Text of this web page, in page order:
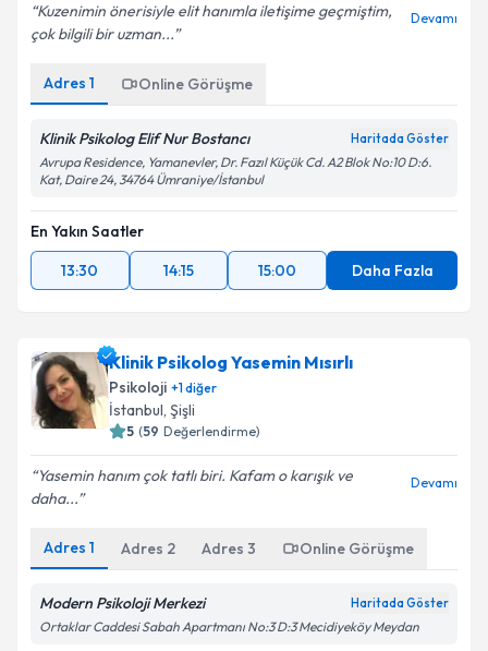
Kuzenimin önerisiyle elit hanımla iletişime geçmiştim,
çok bilgili bir uzman...
Devamı
Adres 1 Online Görüşme
Klinik Psikolog Elif Nur Bostancı Haritada Göster
Avrupa Residence, Yamanevler, Dr. Fazıl Küçük Cd. A2 Blok No:10 D:6.
Kat, Daire 24, 34764 Ümraniye/İstanbul
En Yakın Saatler
13:30
14:15 15:00 Daha Fazla
Klinik Psikolog Yasemin Mısırlı
Psikoloji +1diğer
İstanbul, Şişli
5 (59 Değerlendirme)
Yasemin hanım çok tatlı biri. Kafam o karışık ve
daha...
Devamı
Adres 1 Adres 2 Adres 3 Online Görüşme
Modern Psikoloji Merkezi Haritada Göster
Ortaklar Caddesi Sabah Apartmanı No:3 D:3 Mecidiyeköy Meydan